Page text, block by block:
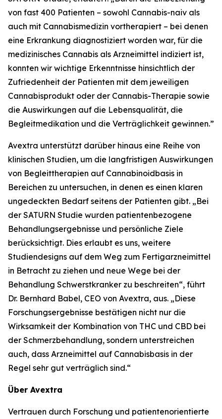
von fast 400 Patienten – sowohl Cannabis-naiv als
auch mit Cannabismedizin vortherapiert – bei denen
eine Erkrankung diagnostiziert worden war, für die
medizinisches Cannabis als Arzneimittel indiziert ist,
konnten wir wichtige Erkenntnisse hinsichtlich der
Zufriedenheit der Patienten mit dem jeweiligen
Cannabisprodukt oder der Cannabis-Therapie sowie
die Auswirkungen auf die Lebensqualität, die
Begleitmedikation und die Verträglichkeit gewinnen.”
Avextra unterstützt darüber hinaus eine Reihe von
klinischen Studien, um die langfristigen Auswirkungen
von Begleittherapien auf Cannabinoidbasis in
Bereichen zu untersuchen, in denen es einen klaren
ungedeckten Bedarf seitens der Patienten gibt. „Bei
der SATURN Studie wurden patientenbezogene
Behandlungsergebnisse und persönliche Ziele
berücksichtigt. Dies erlaubt es uns, weitere
Studiendesigns auf dem Weg zum Fertigarzneimittel
in Betracht zu ziehen und neue Wege bei der
Behandlung Schwerstkranker zu beschreiten“, führt
Dr. Bernhard Babel, CEO von Avextra, aus. „Diese
Forschungsergebnisse bestätigen nicht nur die
Wirksamkeit der Kombination von THC und CBD bei
der Schmerzbehandlung, sondern unterstreichen
auch, dass Arzneimittel auf Cannabisbasis in der
Regel sehr gut verträglich sind.“
Über Avextra
Vertrauen durch Forschung und patientenorientierte